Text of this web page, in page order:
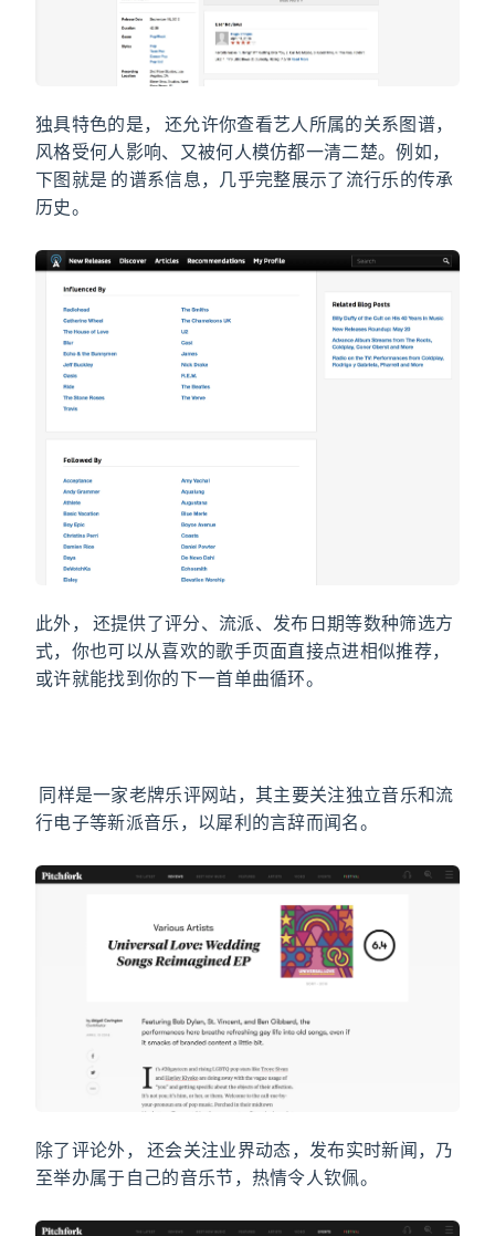
独具特色的是，AllMusic 还允许你查看艺人所属的关系图谱，
风格受何人影响、又被何人模仿都一清二楚。例如，
下图就是 Coldplay 的谱系信息，几乎完整展示了流行乐的传承
历史。
此外，AllMusic 还提供了评分、流派、发布日期等数种筛选方
式，你也可以从喜欢的歌手页面直接点进相似推荐，
或许就能找到你的下一首单曲循环。
同样是一家老牌乐评网站，其主要关注独立音乐和流
行电子等新派音乐，以犀利的言辞而闻名。
除了评论外，Pitchfork 还会关注业界动态，发布实时新闻，乃
至举办属于自己的音乐节，热情令人钦佩。